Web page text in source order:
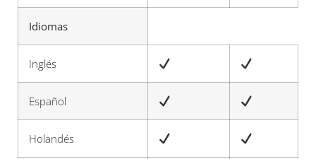
Idiomas
Inglés
Español
Holandés